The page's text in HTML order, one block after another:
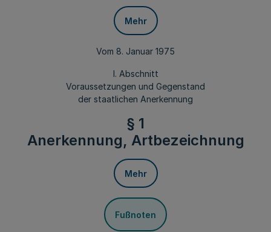
Mehr
Vom 8. Januar 1975
I. Abschnitt
Voraussetzungen und Gegenstand
der staatlichen Anerkennung
§ 1
Anerkennung, Artbezeichnung
Mehr
Fußnoten